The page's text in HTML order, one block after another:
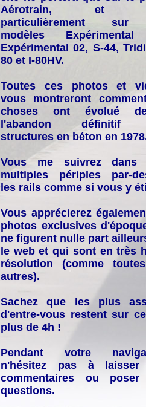
Aérotrain, et
particulièrement
modèles
Expérimental 02, S-44,
80 et I-80HV.
Toutes ces photos et
vous montreront
choses ont évolué
l'abandon définitif
structures en béton en
Vous me suivrez dans
multiples périples par-
les rails comme si vous y
Vous apprécierez
photos exclusives
ne figurent nulle part
le web et qui sont en très
résolution (comme
autres).
Sachez que les plus
d'entre-vous restent sur
plus de 4h !
Pendant votre
n'hésitez pas à laisser
commentaires ou
questions.